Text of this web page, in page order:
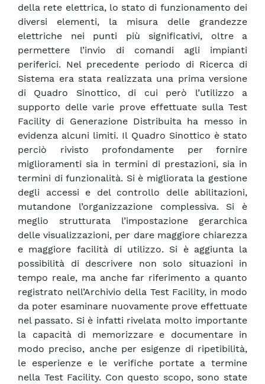
della rete elettrica, lo stato di funzionamento dei
diversi elementi, la misura delle grandezze
elettriche nei punti più significativi, oltre a
permettere l’invio di comandi agli impianti
periferici. Nel precedente periodo di Ricerca di
Sistema era stata realizzata una prima versione
di Quadro Sinottico, di cui però l’utilizzo a
supporto delle varie prove effettuate sulla Test
Facility di Generazione Distribuita ha messo in
evidenza alcuni limiti. Il Quadro Sinottico è stato
perciò rivisto profondamente per fornire
miglioramenti sia in termini di prestazioni, sia in
termini di funzionalità. Si è migliorata la gestione
degli accessi e del controllo delle abilitazioni,
mutandone l’organizzazione complessiva. Si è
meglio strutturata l’impostazione gerarchica
delle visualizzazioni, per dare maggiore chiarezza
e maggiore facilità di utilizzo. Si è aggiunta la
possibilità di descrivere non solo situazioni in
tempo reale, ma anche far riferimento a quanto
registrato nell’Archivio della Test Facility, in modo
da poter esaminare nuovamente prove effettuate
nel passato. Si è infatti rivelata molto importante
la capacità di memorizzare e documentare in
modo preciso, anche per esigenze di ripetibilità,
le esperienze e le verifiche portate a termine
nella Test Facility. Con questo scopo, sono state